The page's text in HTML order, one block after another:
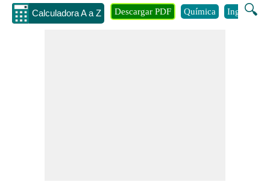
Calculadora A a Z 🔍
Descargar PDF Química Ingenieria